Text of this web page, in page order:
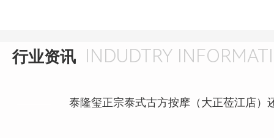
行业资讯 INDUDTRY